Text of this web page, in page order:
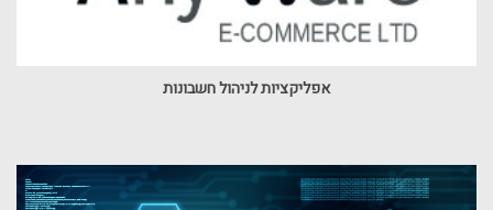
אפליקציות לניהול חשבונות